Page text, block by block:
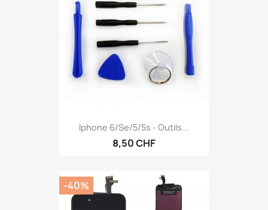
Iphone 6/se/5/5s - Outils...
8,50 CHF
-40%